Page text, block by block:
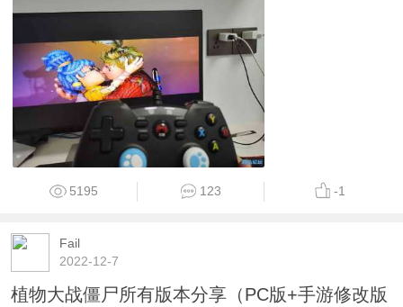
5195 123 -1
Fail
2022-12-7
植物大战僵尸所有版本分享（PC版+手游修改版